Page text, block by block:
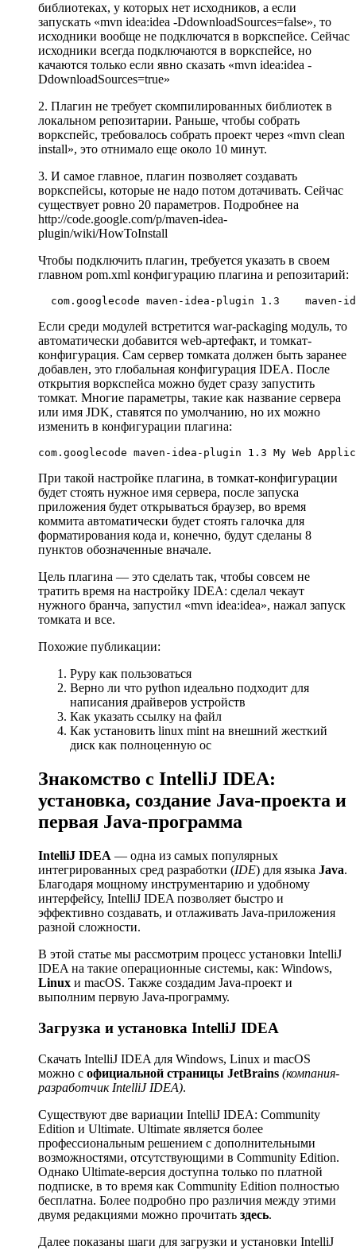
библиотеках, у которых нет исходников, а если
запускать «mvn idea:idea -DdownloadSources=false», то
исходники вообще не подключатся в воркспейсе. Сейчас
исходники всегда подключаются в воркспейсе, но
качаются только если явно сказать «mvn idea:idea -
DdownloadSources=true»
2. Плагин не требует скомпилированных библиотек в
локальном репозитарии. Раньше, чтобы собрать
воркспейс, требовалось собрать проект через «mvn clean
install», это отнимало еще около 10 минут.
3. И самое главное, плагин позволяет создавать
воркспейсы, которые не надо потом дотачивать. Сейчас
существует ровно 20 параметров. Подробнее на
http://code.google.com/p/maven-idea-
plugin/wiki/HowToInstall
Чтобы подключить плагин, требуется указать в своем
главном pom.xml конфигурацию плагина и репозитарий:
com.googlecode maven-idea-plugin 1.3 maven-
Если среди модулей встретится war-packaging модуль, то
автоматически добавится web-артефакт, и томкат-
конфигурация. Сам сервер томката должен быть заранее
добавлен, это глобальная конфигурация IDEA. После
открытия воркспейса можно будет сразу запустить
томкат. Многие параметры, такие как название сервера
или имя JDK, ставятся по умолчанию, но их можно
изменить в конфигурации плагина:
com.googlecode maven-idea-plugin 1.3 My Web
При такой настройке плагина, в томкат-конфигурации
будет стоять нужное имя сервера, после запуска
приложения будет открываться браузер, во время
коммита автоматически будет стоять галочка для
форматирования кода и, конечно, будут сделаны 8
пунктов обозначенные вначале.
Цель плагина — это сделать так, чтобы совсем не
тратить время на настройку IDEA: сделал чекаут
нужного бранча, запустил «mvn idea:idea», нажал запуск
томката и все.
Похожие публикации:
Pypy как пользоваться
Верно ли что python идеально подходит для
написания драйверов устройств
Как указать ссылку на файл
Как установить linux mint на внешний жесткий
диск как полноценную ос
Знакомство с IntelliJ IDEA:
установка, создание Java-проекта и
первая Java-программа
IntelliJ IDEA — одна из самых популярных
интегрированных сред разработки (IDE) для языка Java.
Благодаря мощному инструментарию и удобному
интерфейсу, IntelliJ IDEA позволяет быстро и
эффективно создавать, и отлаживать Java-приложения
разной сложности.
В этой статье мы рассмотрим процесс установки IntelliJ
IDEA на такие операционные системы, как: Windows,
Linux и macOS. Также создадим Java-проект и
выполним первую Java-программу.
Загрузка и установка IntelliJ IDEA
Скачать IntelliJ IDEA для Windows, Linux и macOS
можно с официальной страницы JetBrains (компания-
разработчик IntelliJ IDEA).
Существуют две вариации IntelliJ IDEA: Community
Edition и Ultimate. Ultimate является более
профессиональным решением с дополнительными
возможностями, отсутствующими в Community Edition.
Однако Ultimate-версия доступна только по платной
подписке, в то время как Community Edition полностью
бесплатна. Более подробно про различия между этими
двумя редакциями можно прочитать здесь.
Далее показаны шаги для загрузки и установки IntelliJ